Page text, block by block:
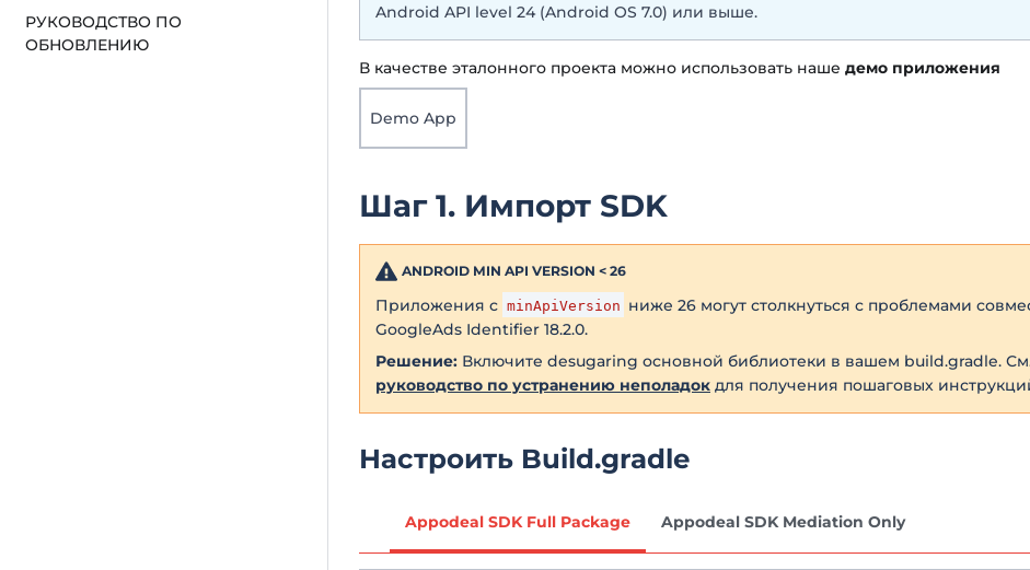
РУКОВОДСТВО ПО
ОБНОВЛЕНИЮ
Android API level 24 (Android OS 7.0) или выше.
В качестве эталонного проекта можно использовать наше демо приложения
Demo App
Шаг 1. Импорт SDK
ANDROID MIN API VERSION < 26
Приложения с minApiVersion ниже 26 могут столкнуться с проблемами
GoogleAds Identifier 18.2.0.
Решение: Включите desugaring основной библиотеки в вашем build.gradle.
руководство по устранению неполадок для получения пошаговых
Настроить Build.gradle
Appodeal SDK Full Package Appodeal SDK Mediation Only